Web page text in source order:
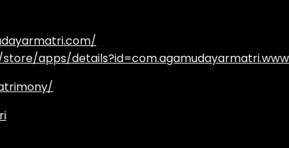
apps/details?id=com.agamudayarmatri.www